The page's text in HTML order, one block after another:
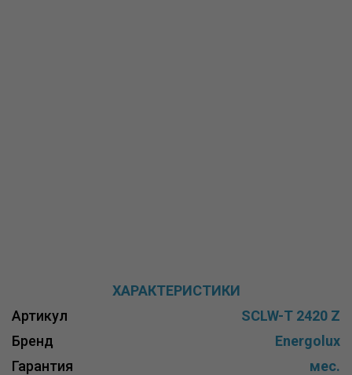
ХАРАКТЕРИСТИКИ
Артикул
SCLW-T 2420 Z
Бренд
Energolux
Гарантия
мес.